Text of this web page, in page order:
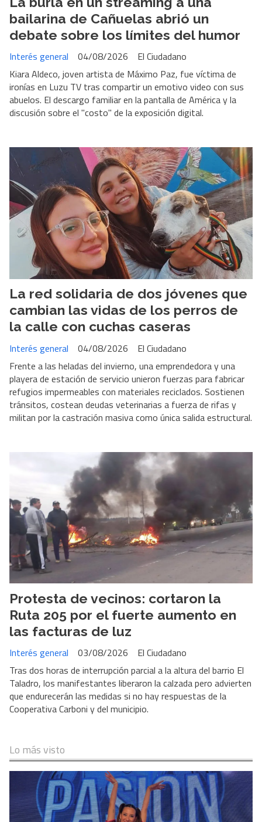
bailarina de Cañuelas abrió un
debate sobre los límites del humor
El Ciudadano
Interés general
04/08/2026
Kiara Aldeco, joven artista de Máximo Paz, fue víctima de
ironías en Luzu TV tras compartir un emotivo video con sus
abuelos. El descargo familiar en la pantalla de América y la
discusión sobre el "costo" de la exposición digital.
La red solidaria de dos jóvenes que
cambian las vidas de los perros de
la calle con cuchas caseras
El Ciudadano
Interés general
04/08/2026
Frente a las heladas del invierno, una emprendedora y una
playera de estación de servicio unieron fuerzas para fabricar
refugios impermeables con materiales reciclados. Sostienen
tránsitos, costean deudas veterinarias a fuerza de rifas y
militan por la castración masiva como única salida estructural.
Protesta de vecinos: cortaron la
Ruta 205 por el fuerte aumento en
las facturas de luz
El Ciudadano
Interés general
03/08/2026
Tras dos horas de interrupción parcial a la altura del barrio El
Taladro, los manifestantes liberaron la calzada pero advierten
que endurecerán las medidas si no hay respuestas de la
Cooperativa Carboni y del municipio.
Lo más visto